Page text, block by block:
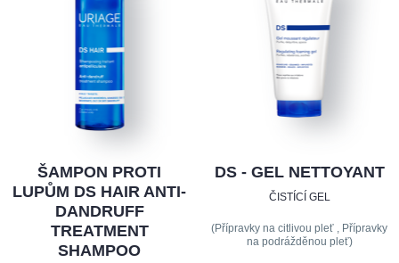
ŠAMPON PROTI
LUPŮM DS HAIR ANTI-
DANDRUFF
TREATMENT
SHAMPOO
DS - GEL NETTOYANT
ČISTÍCÍ GEL
(Přípravky na citlivou pleť , Přípravky
na podrážděnou pleť)